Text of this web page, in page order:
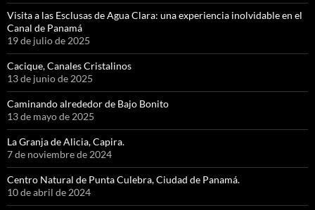
Visita a las Esclusas de Agua Clara: una experiencia inolvidable en el
Canal de Panamá
19 de julio de 2025
Cacique, Canales Cristalinos
13 de junio de 2025
Caminando alrededor de Bajo Bonito
13 de mayo de 2025
La Granja de Alicia, Capira.
7 de noviembre de 2024
Centro Natural de Punta Culebra, Ciudad de Panamá.
10 de abril de 2024